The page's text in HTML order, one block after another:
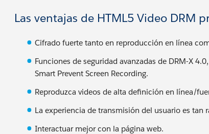
Las ventajas de HTML5 Video DRM
Cifrado fuerte tanto en reproducción en línea
Funciones de seguridad avanzadas de DRM-X
Smart Prevent Screen Recording.
Reproduzca videos de alta definición en línea/
La experiencia de transmisión del usuario es tan
Interactuar mejor con la página web.